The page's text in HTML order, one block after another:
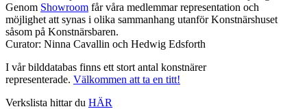
Genom Showroom får våra medlemmar representation och
möjlighet att synas i olika sammanhang utanför Konstnärshuset
såsom på Konstnärsbaren.
Curator: Ninna Cavallin och Hedwig Edsforth
I vår bilddatabas finns ett stort antal konstnärer
representerade. Välkommen att ta en titt!
Verkslista hittar du HÄR